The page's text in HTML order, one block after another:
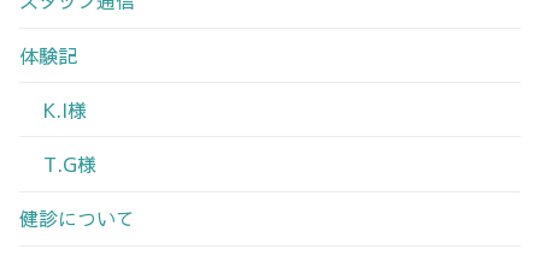
体験記
K.I様
T.G様
健診について